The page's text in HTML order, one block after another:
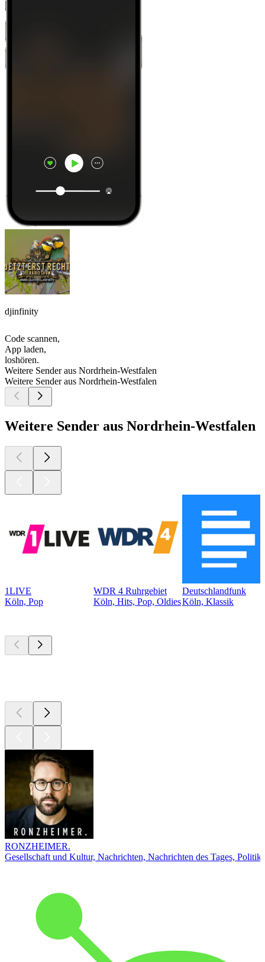
djinfinity
Code scannen,
App laden,
loshören.
Weitere Sender aus Nordrhein-Westfalen
Weitere Sender aus Nordrhein-Westfalen
Weitere Sender aus Nordrhein-Westfalen
1LIVE
Köln, Pop
WDR 4 Ruhrgebiet
Köln, Hits, Pop, Oldies
Deutschlandfunk
Köln, Klassik
RONZHEIMER.
Gesellschaft und Kultur, Nachrichten, Nachrichten des Tages, Politik